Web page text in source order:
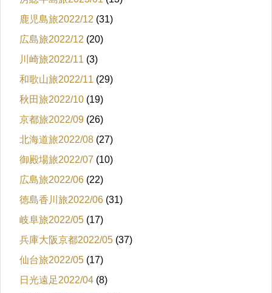
鹿児島旅2022/12 (31)
広島旅2022/12 (20)
川崎旅2022/11 (3)
和歌山旅2022/11 (29)
秋田旅2022/10 (19)
京都旅2022/09 (26)
北海道旅2022/08 (27)
御殿場旅2022/07 (10)
広島旅2022/06 (22)
徳島香川旅2022/06 (31)
岐阜旅2022/05 (17)
兵庫大阪京都2022/05 (37)
仙台旅2022/05 (17)
日光遠足2022/04 (8)